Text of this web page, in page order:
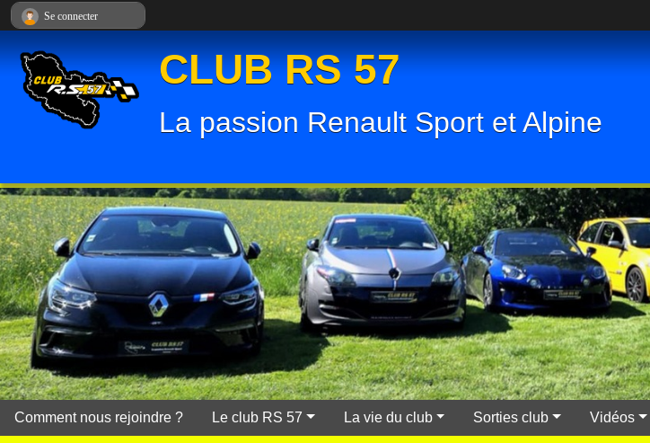
CLUB RS 57
La passion Renault Sport et Alpine
Comment nous rejoindre ? Le club RS 57 La vie du club Sorties club Vidéos
Se connecter
Panneau de gestion des cookies